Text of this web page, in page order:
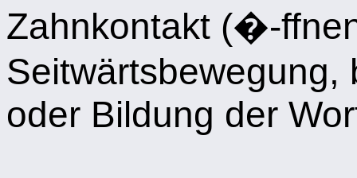
Zahnkontakt (�-
Seitwärtsbewegung,
oder Bildung der